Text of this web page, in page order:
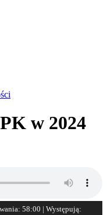
w 2024
58:00 | Występują: